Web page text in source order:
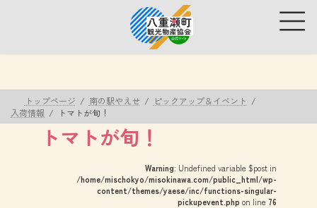
ス
ン
トップページ 南の駅やえせ
ピックアップ＆イベント
入荷情報
トマトが旬！
トマトが旬！
Warning: Undefined variable $post in
/home/mischokyo/misokinawa.com/public_html/wp-
content/themes/yaese/inc/functions-singular-
pickupevent.php on line 76